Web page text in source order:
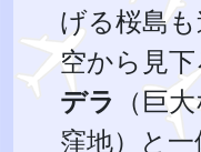
げる桜島
空から見下
デラ （巨
窪地）と